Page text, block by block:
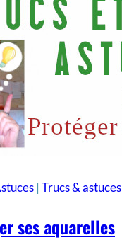
| Trucs & astuces
ses aquarelles